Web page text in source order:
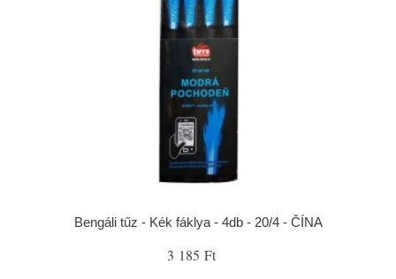
Bengáli tűz - Kék fáklya - 4db - 20/4 - ČÍNA
3 185 Ft